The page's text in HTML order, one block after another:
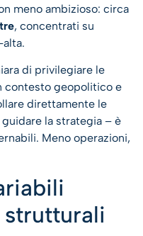
meno ambizioso: circa
, concentrati su
di privilegiare le
contesto geopolitico e
direttamente le
la strategia – è
Meno operazioni,